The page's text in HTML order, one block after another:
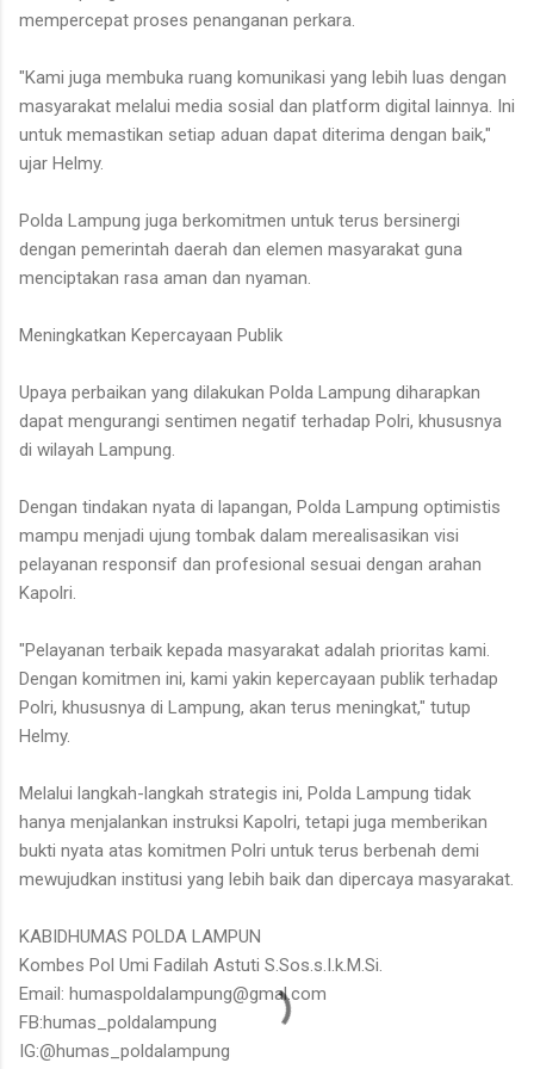
mempercepat proses penanganan perkara.
"Kami juga membuka ruang komunikasi yang lebih luas dengan
masyarakat melalui media sosial dan platform digital lainnya. Ini
untuk memastikan setiap aduan dapat diterima dengan baik,"
ujar Helmy.
Polda Lampung juga berkomitmen untuk terus bersinergi
dengan pemerintah daerah dan elemen masyarakat guna
menciptakan rasa aman dan nyaman.
Meningkatkan Kepercayaan Publik
Upaya perbaikan yang dilakukan Polda Lampung diharapkan
dapat mengurangi sentimen negatif terhadap Polri, khususnya
di wilayah Lampung.
Dengan tindakan nyata di lapangan, Polda Lampung optimistis
mampu menjadi ujung tombak dalam merealisasikan visi
pelayanan responsif dan profesional sesuai dengan arahan
Kapolri.
"Pelayanan terbaik kepada masyarakat adalah prioritas kami.
Dengan komitmen ini, kami yakin kepercayaan publik terhadap
Polri, khususnya di Lampung, akan terus meningkat," tutup
Helmy.
Melalui langkah-langkah strategis ini, Polda Lampung tidak
hanya menjalankan instruksi Kapolri, tetapi juga memberikan
bukti nyata atas komitmen Polri untuk terus berbenah demi
mewujudkan institusi yang lebih baik dan dipercaya masyarakat.
KABIDHUMAS POLDA LAMPUN
Kombes Pol Umi Fadilah Astuti S.Sos.s.I.k.M.Si.
Email: humaspoldalampung@gmal.com
FB:humas_poldalampung
IG:@humas_poldalampung